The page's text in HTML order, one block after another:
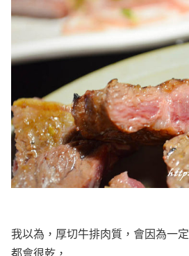
我以為，厚切牛排肉質，會因為一